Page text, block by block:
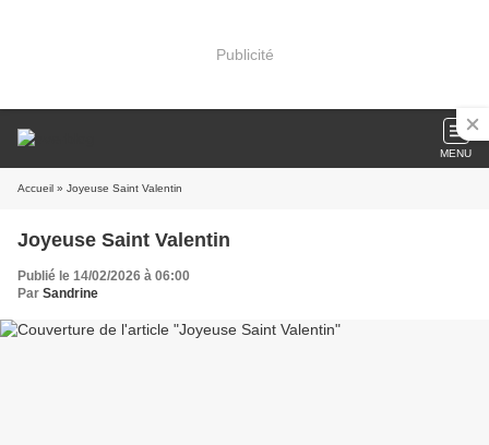
Publicité
MENU
Accueil » Joyeuse Saint Valentin
Joyeuse Saint Valentin
Publié le 14/02/2026 à 06:00
Par Sandrine